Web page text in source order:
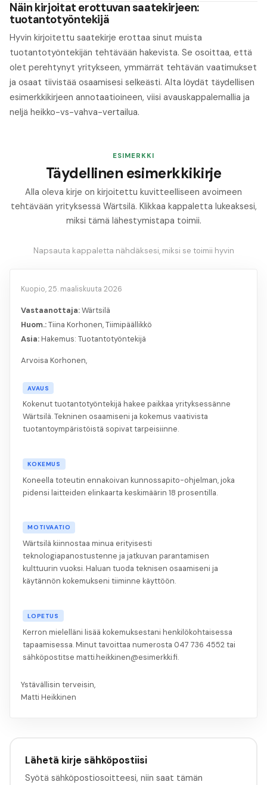
Näin kirjoitat erottuvan saatekirjeen:
tuotantotyöntekijä
Hyvin kirjoitettu saatekirje erottaa sinut muista
tuotantotyöntekijän tehtävään hakevista. Se osoittaa, että
olet perehtynyt yritykseen, ymmärrät tehtävän vaatimukset
ja osaat tiivistää osaamisesi selkeästi. Alta löydät täydellisen
esimerkkikirjeen annotaatioineen, viisi avauskappalemallia ja
neljä heikko-vs-vahva-vertailua.
ESIMERKKI
Täydellinen esimerkkikirje
Alla oleva kirje on kirjoitettu kuvitteelliseen avoimeen
tehtävään yrityksessä Wärtsilä. Klikkaa kappaletta lukeaksesi,
miksi tämä lähestymistapa toimii.
Napsauta kappaletta nähdäksesi, miksi se toimii hyvin
Kuopio, 25. maaliskuuta 2026
Vastaanottaja:Wärtsilä
Huom.:Tiina Korhonen, Tiimipäällikkö
Asia: Hakemus: Tuotantotyöntekijä
Arvoisa Korhonen,
AVAUS
Kokenut tuotantotyöntekijä hakee paikkaa yrityksessänne
Wärtsilä. Tekninen osaamiseni ja kokemus vaativista
tuotantoympäristöistä sopivat tarpeisiinne.
KOKEMUS
Koneella toteutin ennakoivan kunnossapito-ohjelman, joka
pidensi laitteiden elinkaarta keskimäärin 18 prosentilla.
MOTIVAATIO
Wärtsilä kiinnostaa minua erityisesti
teknologiapanostustenne ja jatkuvan parantamisen
kulttuurin vuoksi. Haluan tuoda teknisen osaamiseni ja
käytännön kokemukseni tiiminne käyttöön.
LOPETUS
Kerron mielelläni lisää kokemuksestani henkilökohtaisessa
tapaamisessa. Minut tavoittaa numerosta 047 736 4552 tai
sähköpostitse matti.heikkinen@esimerkki.fi.
Ystävällisin terveisin,
Matti Heikkinen
Lähetä kirje sähköpostiisi
Syötä sähköpostiosoitteesi, niin saat tämän